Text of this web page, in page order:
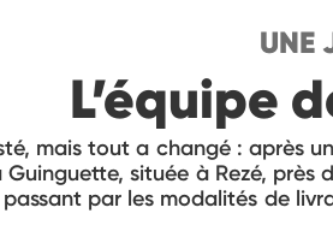
UNE
L’équipe
mais tout a changé : après
située à Rezé,
par les modalités de